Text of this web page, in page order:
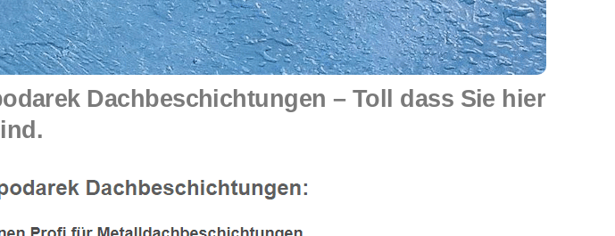
Dachbeschichtungen – Toll dass Sie hier